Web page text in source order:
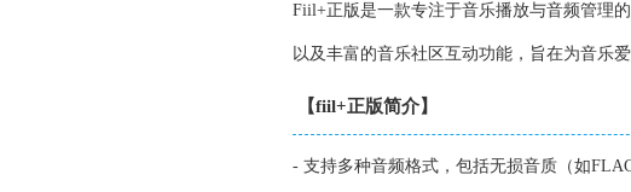
Fiil+正版是一款专注于音乐播放与音频管理
以及丰富的音乐社区互动功能，旨在为音乐
【fiil+正版简介】
- 支持多种音频格式，包括无损音质（如FLAC